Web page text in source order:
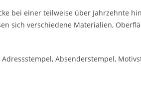
bei einer teilweise über Jahrzehnte
sich verschiedene Materialien,
Absenderstempel,